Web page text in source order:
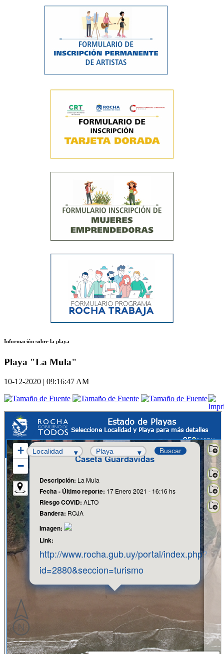
Información sobre la playa
Playa "La Mula"
10-12-2020 | 09:16:47 AM